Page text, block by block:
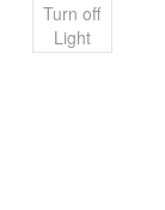
Turn off
Light